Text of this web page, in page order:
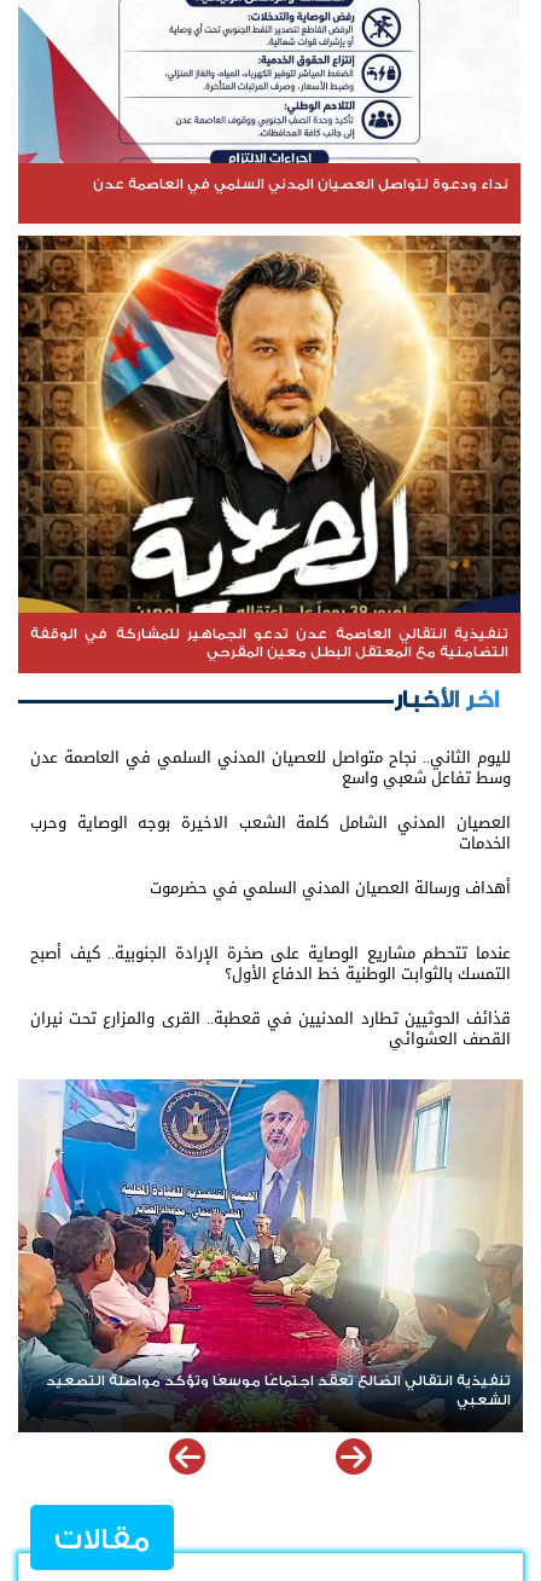
نداء ودعوة لتواصل العصيان المدني السلمي في العاصمة عدن
تنفيذية انتقالي العاصمة عدن تدعو الجماهير للمشاركة في الوقفة
التضامنية مع المعتقل البطل معين المقرحي
اخر الأخبار
لليوم الثاني.. نجاح متواصل للعصيان المدني السلمي في العاصمة عدن
وسط تفاعل شعبي واسع
العصيان المدني الشامل كلمة الشعب الاخيرة بوجه الوصاية وحرب
الخدمات
أهداف ورسالة العصيان المدني السلمي في حضرموت
عندما تتحطم مشاريع الوصاية على صخرة الإرادة الجنوبية.. كيف أصبح
التمسك بالثوابت الوطنية خط الدفاع الأول؟
قذائف الحوثيين تطارد المدنيين في قعطبة.. القرى والمزارع تحت نيران
القصف العشوائي
نداء ودعوة لتواصل العصيان المدني السلمي في العاصمة عدن
مقالات